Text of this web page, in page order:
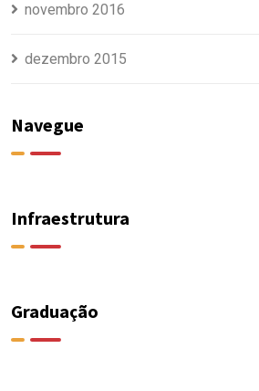
novembro 2016
dezembro 2015
Navegue
Infraestrutura
Graduação